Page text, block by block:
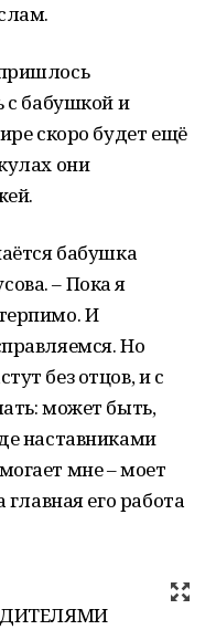
с бабушкой и
скоро будет ещё
они
бабушка
– Пока я
И
Но
без отцов, и с
может быть,
наставниками
мне – моет
его работа